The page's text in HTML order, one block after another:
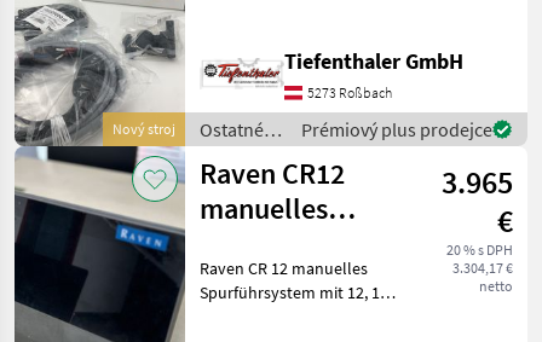
Nový stroj
Antennenmontageplatte -
Kratzfestes Vollglasdisplay -
Verkabelung und
Tiefenthaler GmbH
5273 Roßbach
Ostatné
traktorové
komponenty
/ Raven
Prémiový plus prodejce
Raven CR12
manuelles
3.965
€
20 % s DPH
3.304,17 €
netto
Raven CR 12 manuelles
Spurführsystem mit 12, 1